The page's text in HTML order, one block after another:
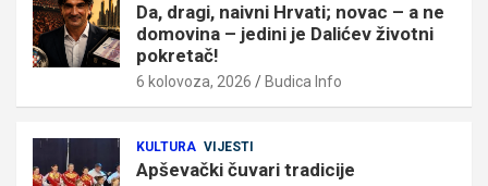
Da, dragi, naivni Hrvati; novac – a ne
domovina – jedini je Dalićev životni
pokretač!
6 kolovoza, 2026 Budica Info
KULTURA VIJESTI
Apševački čuvari tradicije